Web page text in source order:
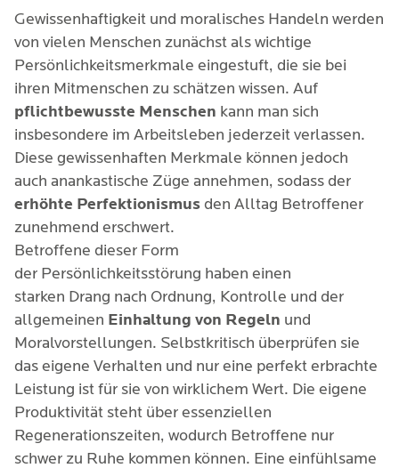
Gewissenhaftigkeit und moralisches Handeln werden
von vielen Menschen zunächst als wichtige
Persönlichkeitsmerkmale eingestuft, die sie bei
ihren Mitmenschen zu schätzen wissen. Auf
pflichtbewusste Menschen kann man sich
insbesondere im Arbeitsleben jederzeit verlassen.
Diese gewissenhaften Merkmale können jedoch
auch anankastische Züge annehmen, sodass der
erhöhte Perfektionismusden Alltag Betroffener
zunehmend erschwert.
Betroffene dieser Form
der Persönlichkeitsstörung haben einen
starken Drang nach Ordnung, Kontrolle und der
allgemeinen Einhaltung von Regeln und
Moralvorstellungen. Selbstkritisch überprüfen sie
das eigene Verhalten und nur eine perfekt erbrachte
Leistung ist für sie von wirklichem Wert. Die eigene
Produktivität steht über essenziellen
Regenerationszeiten, wodurch Betroffene nur
schwer zu Ruhe kommen können. Eine einfühlsame